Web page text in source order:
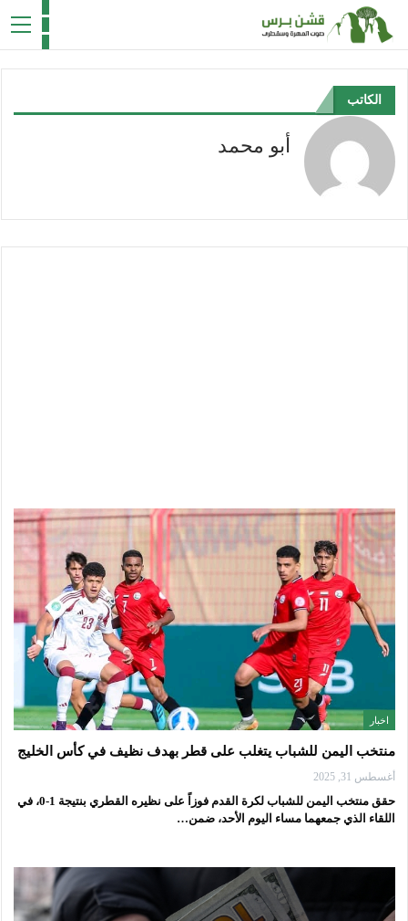
الكاتب
أبو محمد
اخبار
منتخب اليمن للشباب يتغلب على قطر بهدف نظيف في كأس الخليج
أغسطس 31, 2025
حقق منتخب اليمن للشباب لكرة القدم فوزاً على نظيره القطري بنتيجة 1-0، في
اللقاء الذي جمعهما مساء اليوم الأحد، ضمن…